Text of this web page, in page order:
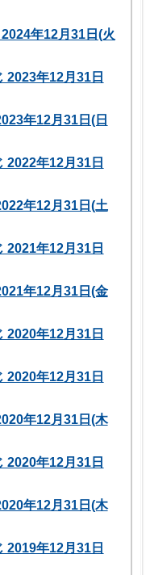
年12月31日(火
2023年12月31日
年12月31日(日
2022年12月31日
年12月31日(土
2021年12月31日
年12月31日(金
2020年12月31日
2020年12月31日
年12月31日(木
2020年12月31日
年12月31日(木
2019年12月31日